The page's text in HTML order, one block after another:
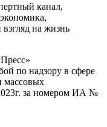
канал,
на жизнь
по надзору в сфере
массовых
за номером ИА №